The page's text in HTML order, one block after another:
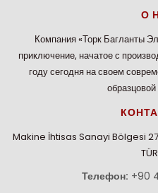
О
Компания «Торк Багланты
приключение, начатое с
году сегодня на своем
Makine İhtisas Sanayi Bölgesi
Телефон: +90